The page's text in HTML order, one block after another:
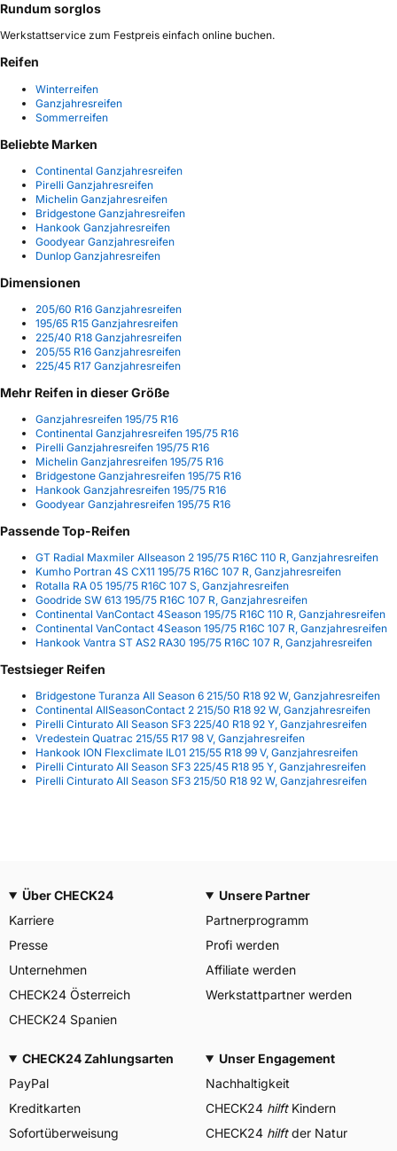
Rundum sorglos
Werkstattservice zum Festpreis einfach online buchen.
Reifen
Winterreifen
Ganzjahresreifen
Sommerreifen
Beliebte Marken
Continental Ganzjahresreifen
Pirelli Ganzjahresreifen
Michelin Ganzjahresreifen
Bridgestone Ganzjahresreifen
Hankook Ganzjahresreifen
Goodyear Ganzjahresreifen
Dunlop Ganzjahresreifen
Dimensionen
205/60 R16 Ganzjahresreifen
195/65 R15 Ganzjahresreifen
225/40 R18 Ganzjahresreifen
205/55 R16 Ganzjahresreifen
225/45 R17 Ganzjahresreifen
Mehr Reifen in dieser Größe
Ganzjahresreifen 195/75 R16
Continental Ganzjahresreifen 195/75 R16
Pirelli Ganzjahresreifen 195/75 R16
Michelin Ganzjahresreifen 195/75 R16
Bridgestone Ganzjahresreifen 195/75 R16
Hankook Ganzjahresreifen 195/75 R16
Goodyear Ganzjahresreifen 195/75 R16
Passende Top-Reifen
GT Radial Maxmiler Allseason 2 195/75 R16C 110 R, Ganzjahresreifen
Kumho Portran 4S CX11 195/75 R16C 107 R, Ganzjahresreifen
Rotalla RA 05 195/75 R16C 107 S, Ganzjahresreifen
Goodride SW 613 195/75 R16C 107 R, Ganzjahresreifen
Continental VanContact 4Season 195/75 R16C 110 R, Ganzjahresreifen
Continental VanContact 4Season 195/75 R16C 107 R, Ganzjahresreifen
Hankook Vantra ST AS2 RA30 195/75 R16C 107 R, Ganzjahresreifen
Testsieger Reifen
Bridgestone Turanza All Season 6 215/50 R18 92 W, Ganzjahresreifen
Continental AllSeasonContact 2 215/50 R18 92 W, Ganzjahresreifen
Pirelli Cinturato All Season SF3 225/40 R18 92 Y, Ganzjahresreifen
Vredestein Quatrac 215/55 R17 98 V, Ganzjahresreifen
Hankook ION Flexclimate IL01 215/55 R18 99 V, Ganzjahresreifen
Pirelli Cinturato All Season SF3 225/45 R18 95 Y, Ganzjahresreifen
Pirelli Cinturato All Season SF3 215/50 R18 92 W, Ganzjahresreifen
Über CHECK24
Karriere
Presse
Unternehmen
CHECK24 Österreich
CHECK24 Spanien
Unsere Partner
Partnerprogramm
Profi werden
Affiliate werden
Werkstattpartner werden
CHECK24 Zahlungsarten
PayPal
Kreditkarten
Sofortüberweisung
Unser Engagement
Nachhaltigkeit
CHECK24 hilftKindern
CHECK24 hilftder Natur